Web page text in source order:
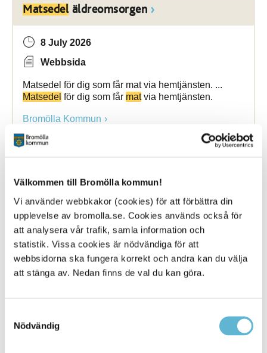
Välkommen till Bromölla kommun!
Vi använder webbkakor (cookies) för att förbättra din
upplevelse av bromolla.se. Cookies används också för
att analysera vår trafik, samla information och
statistik. Vissa cookies är nödvändiga för att
webbsidorna ska fungera korrekt och andra kan du välja
att stänga av. Nedan finns de val du kan göra.
Nödvändig
Matsedeläldreomsorgen
8 July 2026
Webbsida
Matsedel för dig som får mat via hemtjänsten. ...
Matsedel för dig som får matvia hemtjänsten.
Bromölla Kommun
27 November 2025
Webbsida
Nyfiken på vad är för mat idag? Här hittar du våra
veckomatsedlar. ... Nyfiken på vad är förmatidag?
Här hittar du våraveckomatsedlar